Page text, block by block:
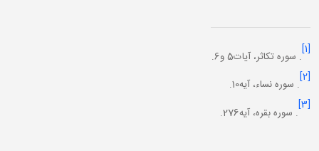
. سوره تکاثر، آيات5 و6.
. سوره نساء، آيه10.
[3]
. سوره بقره، آيه276.